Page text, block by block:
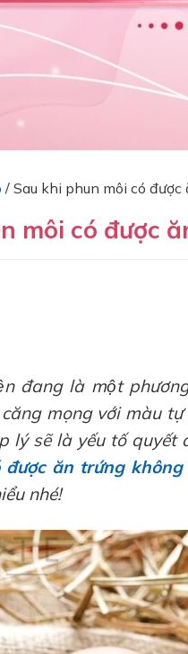
/ Sau khi phun môi có
môi có được
đang là một
mọng với màu
lý sẽ là yếu tố
được ăn trứng không
nhé!